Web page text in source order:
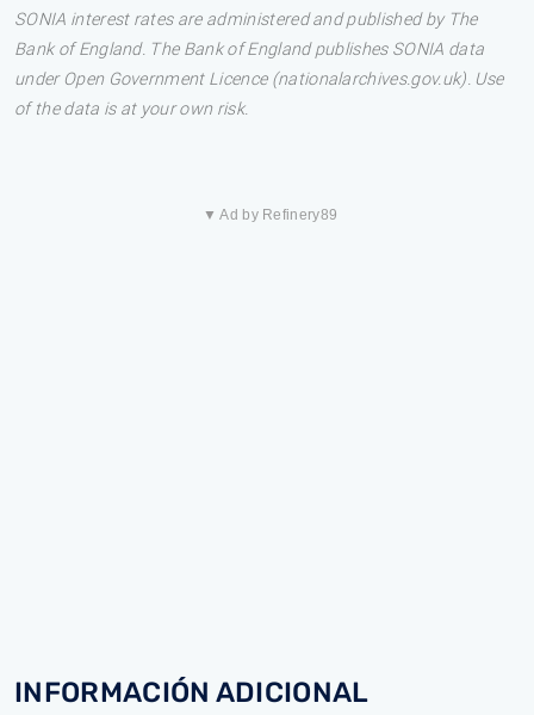
SONIA interest rates are administered and published by The
Bank of England. The Bank of England publishes SONIA data
under Open Government Licence (nationalarchives.gov.uk). Use
of the data is at your own risk.
▼ Ad by Refinery89
INFORMACIÓN ADICIONAL